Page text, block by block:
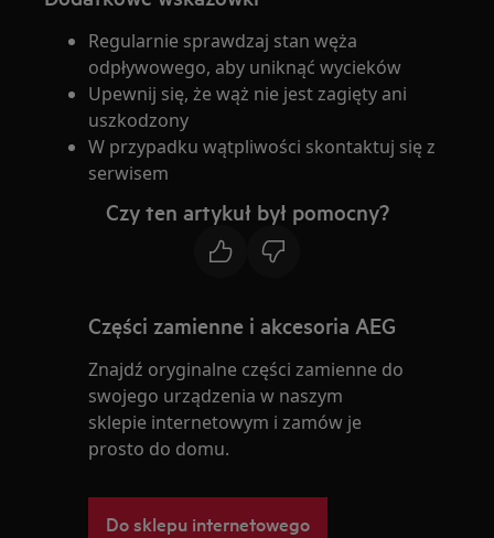
Regularnie sprawdzaj stan węża
odpływowego, aby uniknąć wycieków
Upewnij się, że wąż nie jest zagięty ani
uszkodzony
W przypadku wątpliwości skontaktuj się z
serwisem
Czy ten artykuł był pomocny?
Części zamienne i akcesoria AEG
Znajdź oryginalne części zamienne do
swojego urządzenia w naszym
sklepie internetowym i zamów je
prosto do domu.
Do sklepu internetowego